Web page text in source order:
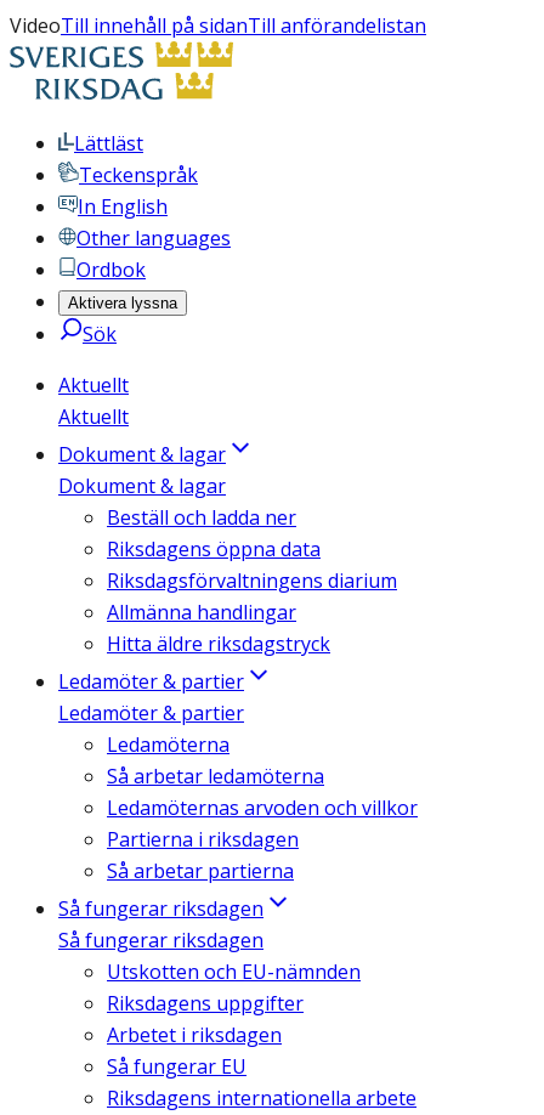
VideoTill innehåll på sidanTill anförandelistan
Lättläst
Teckenspråk
In English
Other languages
Ordbok
Aktivera lyssna
Sök
Aktuellt
Aktuellt
Dokument & lagar
Dokument & lagar
Beställ och ladda ner
Riksdagens öppna data
Riksdagsförvaltningens diarium
Allmänna handlingar
Hitta äldre riksdagstryck
Ledamöter & partier
Ledamöter & partier
Ledamöterna
Så arbetar ledamöterna
Ledamöternas arvoden och villkor
Partierna i riksdagen
Så arbetar partierna
Så fungerar riksdagen
Så fungerar riksdagen
Utskotten och EU-nämnden
Riksdagens uppgifter
Arbetet i riksdagen
Så fungerar EU
Riksdagens internationella arbete